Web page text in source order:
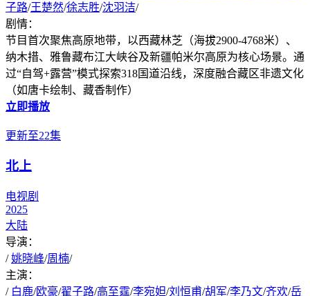
子路/王楚然/徐志胜/沈羽洁/
剧情：
节目首次聚焦高原地带，以西藏林芝（海拔2900-4768米）、
纳木措、雅鲁藏布江大峡谷及新疆帕米尔高原为核心场景。通
过“自驾+露营”模式探索318国道沿线，深度融合藏区非遗文化
（如唐卡绘制、藏香制作）
立即播放
更新至22集
北上
电视剧
2025
大陆
导演：
/ 姚晓峰/周楠/
主演：
/ 白鹿/欧豪/翟子路/高至霆/李宛妲/刘恒甫/胡军/李乃文/齐欢/岳